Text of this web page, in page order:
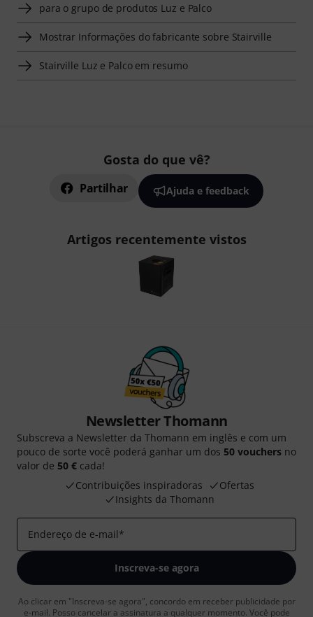
para o grupo de produtos Luz e Palco
Mostrar Informações do fabricante sobre Stairville
Stairville Luz e Palco em resumo
Gosta do que vê?
Partilhar Ajuda e feedback
Artigos recentemente vistos
Newsletter Thomann
Subscreva a Newsletter da Thomann em inglês e com um
pouco de sorte você poderá ganhar um dos 50 vouchers no
valor de 50 € cada!
Contribuições inspiradoras
Ofertas
Insights da Thomann
Endereço de e-mail*
Inscreva-se agora
Ao clicar em "Inscreva-se agora", concordo em receber publicidade por
e-mail. Posso cancelar a assinatura a qualquer momento. Você pode